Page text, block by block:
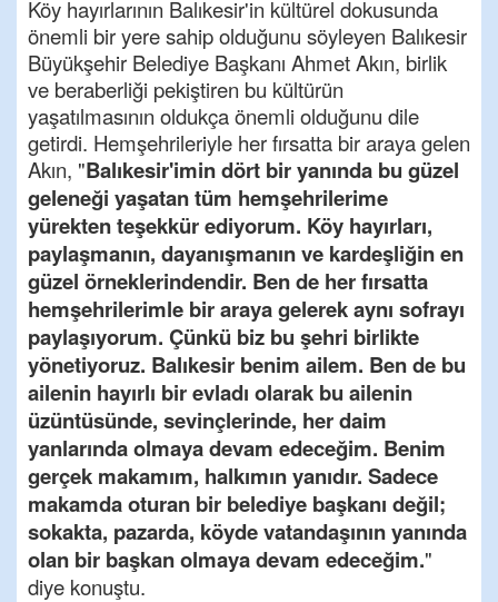
Köy hayırlarının Balıkesir'in kültürel dokusunda
önemli bir yere sahip olduğunu söyleyen Balıkesir
Büyükşehir Belediye Başkanı Ahmet Akın, birlik
ve beraberliği pekiştiren bu kültürün
yaşatılmasının oldukça önemli olduğunu dile
getirdi. Hemşehrileriyle her fırsatta bir araya gelen
Akın, "Balıkesir'imin dört bir yanında bu güzel
geleneği yaşatan tüm hemşehrilerime
yürekten teşekkür ediyorum. Köy hayırları,
paylaşmanın, dayanışmanın ve kardeşliğin en
güzel örneklerindendir. Ben de her fırsatta
hemşehrilerimle bir araya gelerek aynı sofrayı
paylaşıyorum. Çünkü biz bu şehri birlikte
yönetiyoruz. Balıkesir benim ailem. Ben de bu
ailenin hayırlı bir evladı olarak bu ailenin
üzüntüsünde, sevinçlerinde, her daim
yanlarında olmaya devam edeceğim. Benim
gerçek makamım, halkımın yanıdır. Sadece
makamda oturan bir belediye başkanı değil;
sokakta, pazarda, köyde vatandaşının yanında
olan bir başkan olmaya devam edeceğim."
diye konuştu.